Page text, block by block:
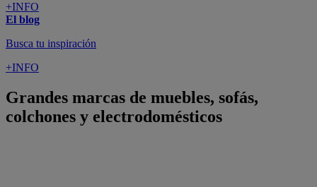
+INFO
El blog
Busca tu inspiración
+INFO
Grandes marcas de muebles, sofás,
colchones y electrodomésticos